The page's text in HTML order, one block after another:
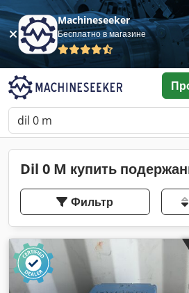
Machineseeker
Бесплатно в магазине
Dil 0 M купить
Фильтр